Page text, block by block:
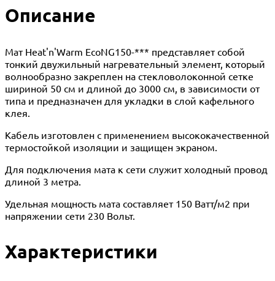
Описание
Мат Heat'n'Warm EcoNG150-*** представляет собой
тонкий двужильный нагревательный элемент, который
волнообразно закреплен на стекловолоконной сетке
шириной 50 см и длиной до 3000 см, в зависимости от
типа и предназначен для укладки в слой кафельного
клея.
Кабель изготовлен с применением высококачественной
термостойкой изоляции и защищен экраном.
Для подключения мата к сети служит холодный провод
длиной 3 метра.
Удельная мощность мата составляет 150 Ватт/м2 при
напряжении сети 230 Вольт.
Характеристики